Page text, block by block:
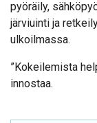
pyöräily,
järviuinti ja
ulkoilmassa.
”Kokeilemista
innostaa.